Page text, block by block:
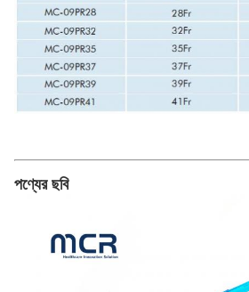
পণ্যের ছবি